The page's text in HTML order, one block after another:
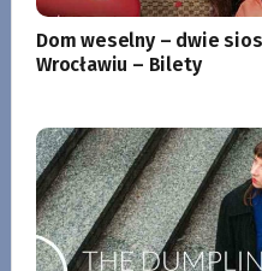
Dom weselny – dwie
Wrocławiu – Bilety